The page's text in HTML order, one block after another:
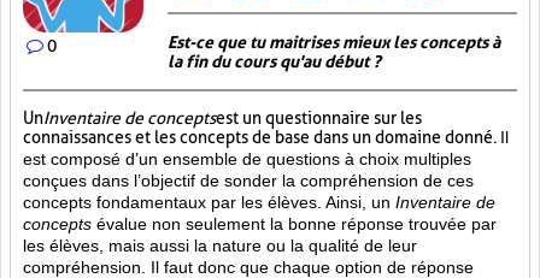
0
Est-ce que tu maitrises mieux les concepts à
la fin du cours qu'au début ?
UnInventaire de conceptsest un questionnaire sur les
connaissances et les concepts de base dans un domaine donné. Il
est composé d’un ensemble de questions à choix multiples
conçues dans l’objectif de sonder la compréhension de ces
concepts fondamentaux par les élèves. Ainsi, un Inventaire de
concepts évalue non seulement la bonne réponse trouvée par
les élèves, mais aussi la nature ou la qualité de leur
compréhension. Il faut donc que chaque option de réponse